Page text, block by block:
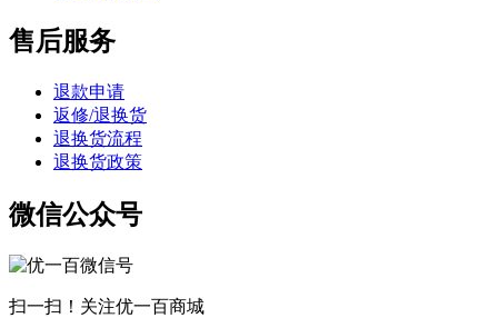
售后服务
退款申请
返修/退换货
退换货流程
退换货政策
微信公众号
扫一扫！关注优一百商城